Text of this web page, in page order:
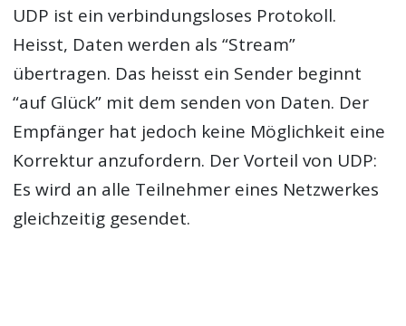
UDP ist ein verbindungsloses Protokoll.
Heisst, Daten werden als “Stream”
übertragen. Das heisst ein Sender beginnt
“auf Glück” mit dem senden von Daten. Der
Empfänger hat jedoch keine Möglichkeit eine
Korrektur anzufordern. Der Vorteil von UDP:
Es wird an alle Teilnehmer eines Netzwerkes
gleichzeitig gesendet.